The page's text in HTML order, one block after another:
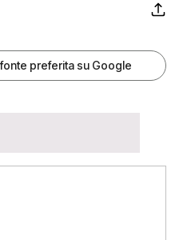
preferita su Google